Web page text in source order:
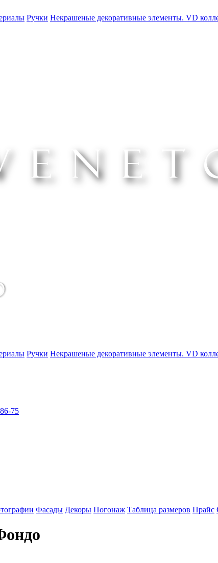
Ручки Некрашеные декоративные элементы. VD
Ручки Некрашеные декоративные элементы. VD
75
Фасады Декоры Погонаж Таблица размеров Прайс